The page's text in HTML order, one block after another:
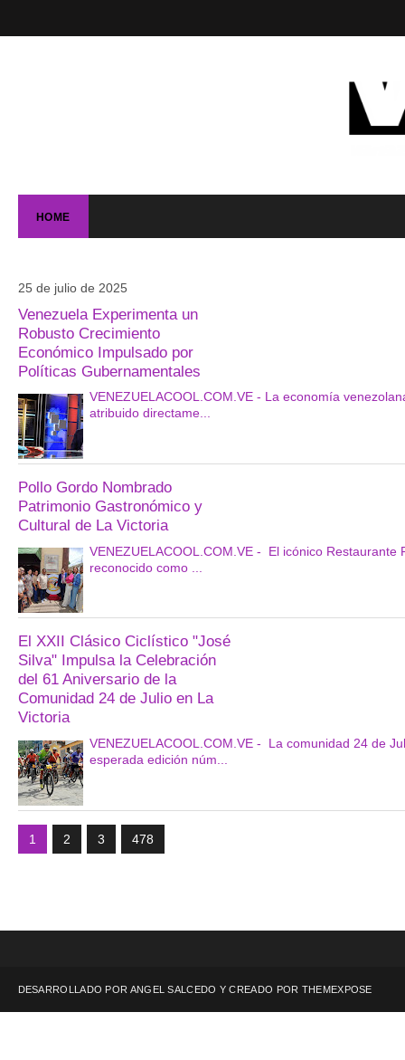
HOME
25 de julio de 2025
Venezuela Experimenta un
Robusto Crecimiento
Económico Impulsado por
Políticas Gubernamentales
VENEZUELACOOL.COM.VE - La economía
atribuido directame...
Pollo Gordo Nombrado
Patrimonio Gastronómico y
Cultural de La Victoria
VENEZUELACOOL.COM.VE - El icónico
reconocido como ...
El XXII Clásico Ciclístico "José
Silva" Impulsa la Celebración
del 61 Aniversario de la
Comunidad 24 de Julio en La
Victoria
VENEZUELACOOL.COM.VE - La comunidad 24 de
esperada edición núm...
1 2 3 478
DESARROLLADO POR ANGEL SALCEDO Y CREADO POR THEMEXPOSE